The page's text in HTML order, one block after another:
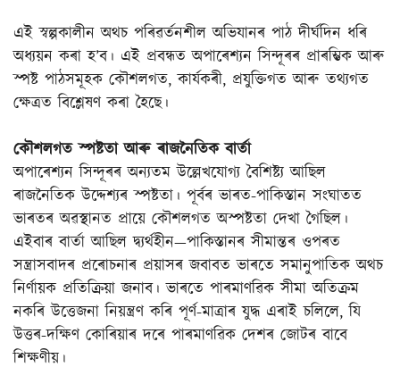
এই স্বল্পকালীন অথচ পৰিৱৰ্তনশীল অভিযানৰ পাঠ দীৰ্ঘদিন ধৰি
অধ্যয়ন কৰা হ’ব। এই প্ৰবন্ধত অপাৰেশ্যন সিন্দূৰৰ প্ৰাৰম্ভিক আৰু
স্পষ্ট পাঠসমূহক কৌশলগত, কাৰ্যকৰী, প্ৰযুক্তিগত আৰু তথ্যগত
ক্ষেত্ৰত বিশ্লেষণ কৰা হৈছে।
কৌশলগত স্পষ্টতা আৰু ৰাজনৈতিক বাৰ্তা
অপাৰেশ্যন সিন্দূৰৰ অন্যতম উল্লেখযোগ্য বৈশিষ্ট্য আছিল
ৰাজনৈতিক উদ্দেশ্যৰ স্পষ্টতা। পূৰ্বৰ ভাৰত-পাকিস্তান সংঘাতত
ভাৰতৰ অৱস্থানত প্ৰায়ে কৌশলগত অস্পষ্টতা দেখা গৈছিল।
এইবাৰ বাৰ্তা আছিল দ্ব্যৰ্থহীন—পাকিস্তানৰ সীমান্তৰ ওপৰত
সন্ত্ৰাসবাদৰ প্ৰৰোচনাৰ প্ৰয়াসৰ জবাবত ভাৰতে সমানুপাতিক অথচ
নিৰ্ণায়ক প্ৰতিক্ৰিয়া জনাব। ভাৰতে পাৰমাণৱিক সীমা অতিক্ৰম
নকৰি উত্তেজনা নিয়ন্ত্ৰণ কৰি পূৰ্ণ-মাত্ৰাৰ যুদ্ধ এৰাই চলিলে, যি
উত্তৰ-দক্ষিণ কোৰিয়াৰ দৰে পাৰমাণৱিক দেশৰ জোটৰ বাবে
শিক্ষণীয়।